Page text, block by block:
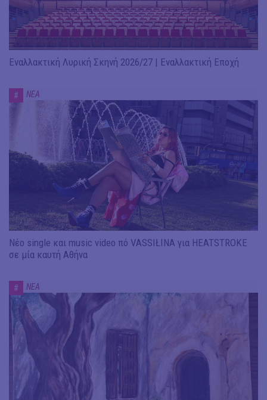
Εναλλακτική Λυρική Σκηνή 2026/27 | Εναλλακτική Εποχή
# ΝΕΑ
Νέο single και music video πό VASSIŁINA για HEATSTROKE
σε μία καυτή Αθήνα
# ΝΕΑ